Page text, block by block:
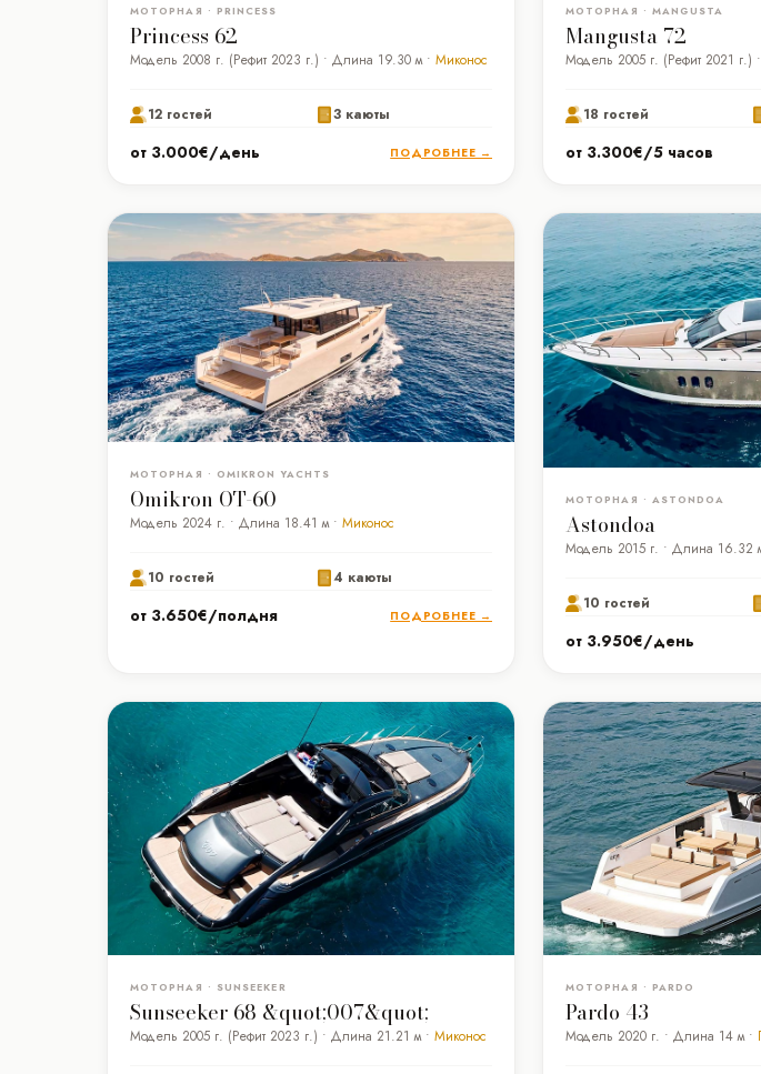
МОТОРНАЯ • PRINCESS
Princess 62
Модель 2008 г. (Рефит 2023 г.) • Длина 19.30 м • Миконос
12 гостей 3 каюты
от 3.000€/день ПОДРОБНЕЕ →
МОТОРНАЯ • MANGUSTA
Mangusta 72
Модель 2005 г. (Рефит 2021 г.)
18 гостей
от 3.300€/5 часов
МОТОРНАЯ • OMIKRON YACHTS
Omikron OT-60
Модель 2024 г. • Длина 18.41 м • Миконос
10 гостей 4 каюты
от 3.650€/полдня ПОДРОБНЕЕ →
МОТОРНАЯ • ASTONDOA
Astondoa
Модель 2015 г. • Длина 16.32
10 гостей
от 3.950€/день
МОТОРНАЯ • SUNSEEKER
Sunseeker 68 &quot;007&quot;
Модель 2005 г. (Рефит 2023 г.) • Длина 21.21 м • Миконос
МОТОРНАЯ • PARDO
Pardo 43
Модель 2020 г. • Длина 14 м •